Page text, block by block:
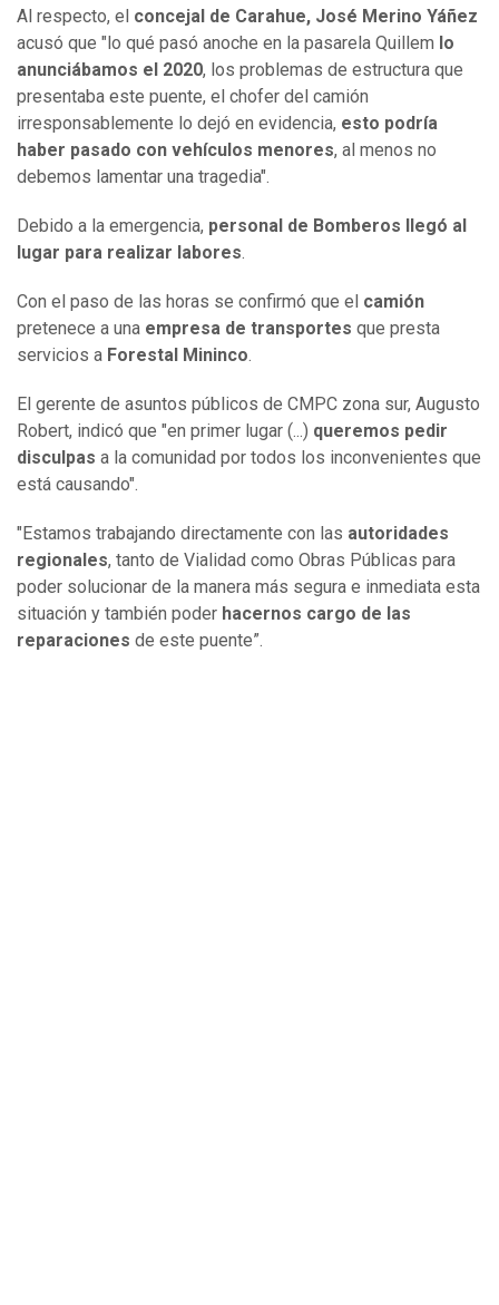
Al respecto, el concejal de Carahue, José Merino Yáñez
acusó que "lo qué pasó anoche en la pasarela Quillem lo
anunciábamos el 2020, los problemas de estructura que
presentaba este puente, el chofer del camión
irresponsablemente lo dejó en evidencia, esto podría
haber pasado con vehículos menores, al menos no
debemos lamentar una tragedia".
Debido a la emergencia, personal de Bomberos llegó al
lugar para realizar labores.
Con el paso de las horas se confirmó que el camión
pretenece a una empresa de transportes que presta
servicios a Forestal Mininco.
El gerente de asuntos públicos de CMPC zona sur, Augusto
Robert, indicó que "en primer lugar (...) queremos pedir
disculpas a la comunidad por todos los inconvenientes que
está causando".
"Estamos trabajando directamente con las autoridades
regionales, tanto de Vialidad como Obras Públicas para
poder solucionar de la manera más segura e inmediata esta
situación y también poder hacernos cargo de las
reparaciones de este puente”.